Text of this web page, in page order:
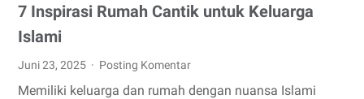
7 Inspirasi Rumah Cantik untuk Keluarga
Islami
Juni 23, 2025 Posting Komentar
Memiliki keluarga dan rumah dengan nuansa Islami